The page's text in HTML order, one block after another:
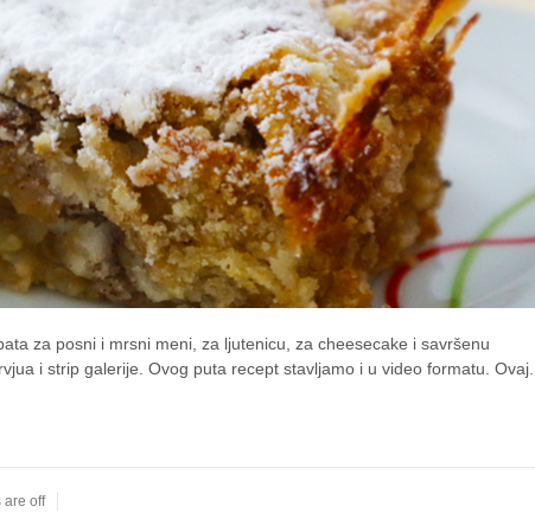
za posni i mrsni meni, za ljutenicu, za cheesecake i savršenu
i strip galerije. Ovog puta recept stavljamo i u video formatu. Ovaj...
are off